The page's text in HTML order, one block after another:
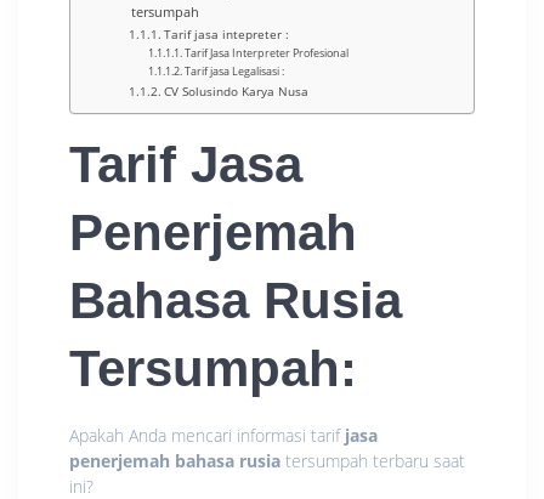
tersumpah
Tarif jasa intepreter :
Tarif Jasa Interpreter Profesional
Tarif jasa Legalisasi :
CV Solusindo Karya Nusa
Tarif Jasa
Penerjemah
Bahasa Rusia
Tersumpah:
Apakah Anda mencari informasi tarif jasa
penerjemah bahasa rusia tersumpah terbaru saat
ini?